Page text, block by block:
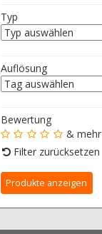
Typ
Auflösung
Bewertung
& mehr
Filter zurücksetzen